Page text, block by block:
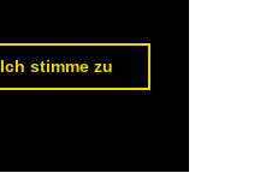
Ich stimme zu